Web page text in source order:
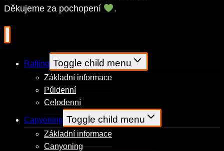
Děkujeme za pochopení
.
Rafting Toggle child menu
Základní informace
Půldenní
Celodenní
Canyoning Toggle child menu
Základní informace
Canyoning